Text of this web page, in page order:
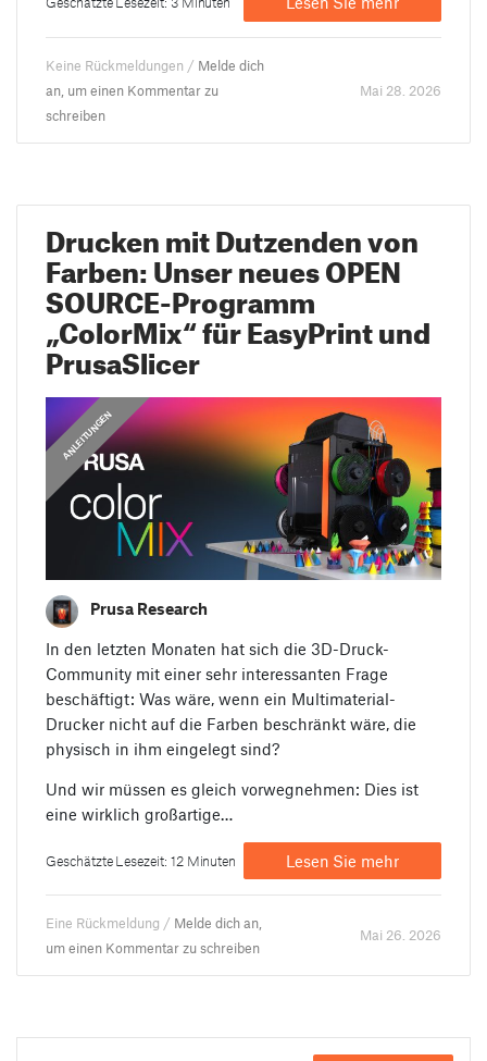
Keine Rückmeldungen / Melde dich
an, um einen Kommentar zu
schreiben
Mai 28. 2026
Drucken mit Dutzenden von
Farben: Unser neues OPEN
SOURCE-Programm
„ColorMix“ für EasyPrint und
PrusaSlicer
ANLEITUNGEN
,
ANLEITUNGEN
Prusa Research
In den letzten Monaten hat sich die 3D-Druck-
Community mit einer sehr interessanten Frage
beschäftigt: Was wäre, wenn ein Multimaterial-
Drucker nicht auf die Farben beschränkt wäre, die
physisch in ihm eingelegt sind?
Und wir müssen es gleich vorwegnehmen: Dies ist
eine wirklich großartige…
Geschätzte Lesezeit: 12 Minuten Lesen Sie mehr
Eine Rückmeldung / Melde dich an,
um einen Kommentar zu schreiben
Mai 26. 2026